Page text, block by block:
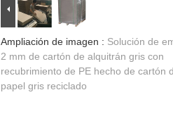
Ampliación de imagen : Solución de
2 mm de cartón de alquitrán gris con
recubrimiento de PE hecho de cartón
papel gris reciclado